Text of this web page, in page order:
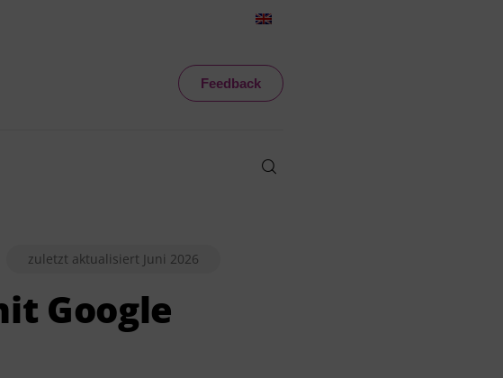
Feedback
zuletzt aktualisiert Juni 2026
Google